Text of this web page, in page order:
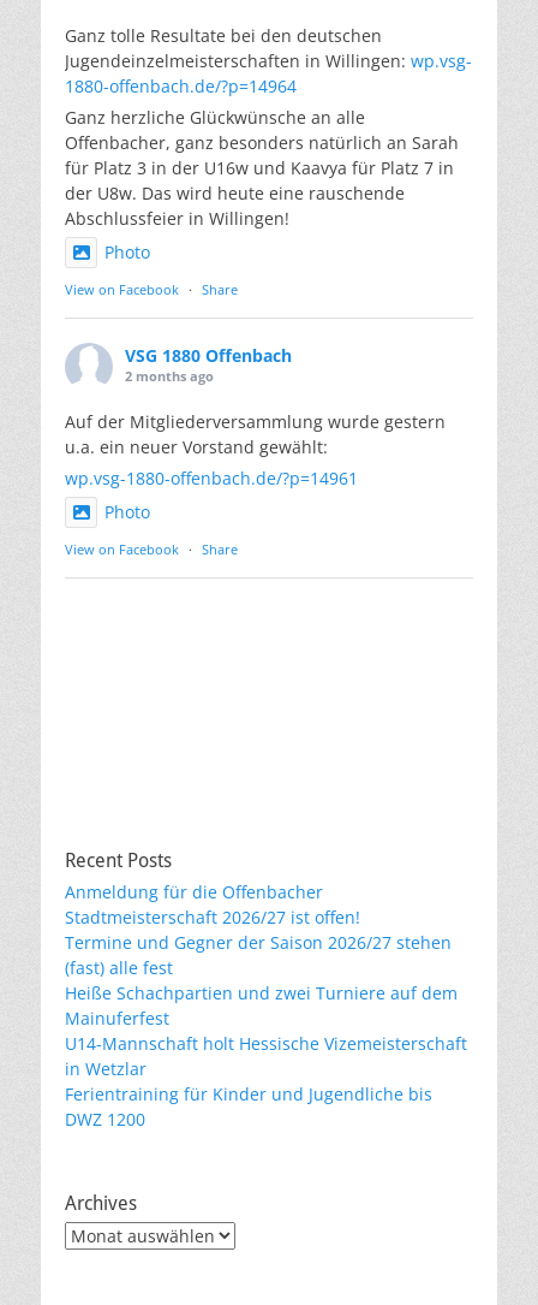
Ganz tolle Resultate bei den deutschen
Jugendeinzelmeisterschaften in Willingen: wp.vsg-
1880-offenbach.de/?p=14964
Ganz herzliche Glückwünsche an alle
Offenbacher, ganz besonders natürlich an Sarah
für Platz 3 in der U16w und Kaavya für Platz 7 in
der U8w. Das wird heute eine rauschende
Abschlussfeier in Willingen!
Photo
View on Facebook · Share
VSG 1880 Offenbach
2 months ago
Auf der Mitgliederversammlung wurde gestern
u.a. ein neuer Vorstand gewählt:
wp.vsg-1880-offenbach.de/?p=14961
Photo
View on Facebook · Share
Recent Posts
Anmeldung für die Offenbacher
Stadtmeisterschaft 2026/27 ist offen!
Termine und Gegner der Saison 2026/27 stehen
(fast) alle fest
Heiße Schachpartien und zwei Turniere auf dem
Mainuferfest
U14-Mannschaft holt Hessische Vizemeisterschaft
in Wetzlar
Ferientraining für Kinder und Jugendliche bis
DWZ 1200
Archives
Archives